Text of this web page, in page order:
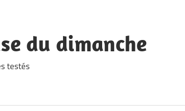
du dimanche
testés